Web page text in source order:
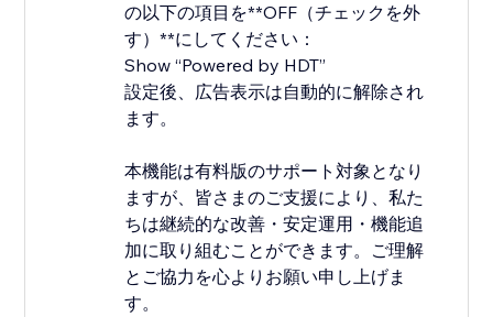
の以下の項目を**OFF（チェックを外
す）**にしてください：
Show “Powered by HDT”
設定後、広告表示は自動的に解除され
ます。
本機能は有料版のサポート対象となり
ますが、皆さまのご支援により、私た
ちは継続的な改善・安定運用・機能追
加に取り組むことができます。ご理解
とご協力を心よりお願い申し上げま
す。